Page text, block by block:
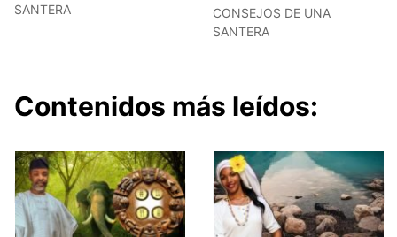
SANTERA
CONSEJOS DE UNA
SANTERA
Contenidos más leídos: